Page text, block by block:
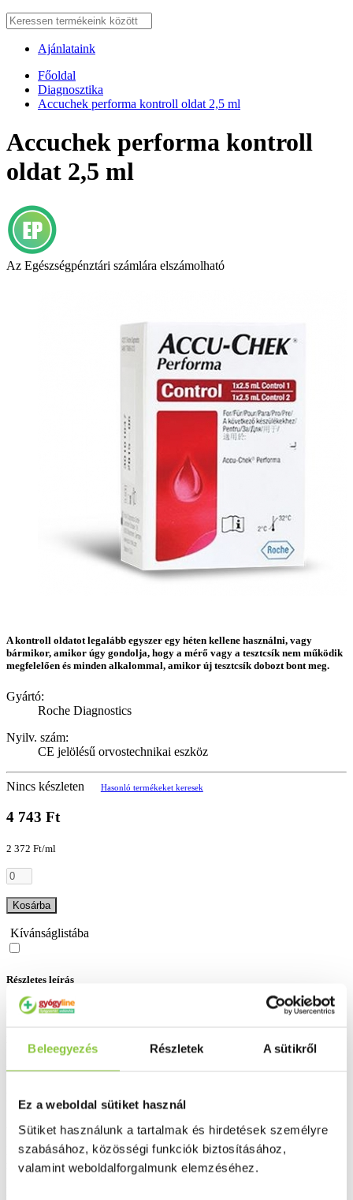
Beleegyezés Részletek A sütikről
Ez a weboldal sütiket használ
Sütiket használunk a tartalmak és hirdetések személyre
szabásához, közösségi funkciók biztosításához,
valamint weboldalforgalmunk elemzéséhez.
Ajánlataink
Főoldal
Diagnosztika
Accuchek performa kontroll oldat 2,5 ml
Accuchek performa kontroll
oldat 2,5 ml
Az Egészségpénztári számlára elszámolható
A kontroll oldatot legalább egyszer egy héten kellene használni, vagy
bármikor, amikor úgy gondolja, hogy a mérő vagy a tesztcsík nem működik
megfelelően és minden alkalommal, amikor új tesztcsík dobozt bont meg.
Gyártó:
Roche Diagnostics
Nyilv. szám:
CE jelölésű orvostechnikai eszköz
Nincs készleten Hasonló termékeket keresek
4 743 Ft
2 372 Ft/ml
Kosárba
Kívánságlistába
Részletes leírás
Szállítási információk
Végezzünk kontroll oldatos ellenőrzést ha:
Hetente egyszer.
Amikor új dobozt accuchek performa tesztcsíkot nyit fel.
Ha felmerül a gyanú, hogy a vércukormérő vagy a tesztcsík nem
megfelelően működik.